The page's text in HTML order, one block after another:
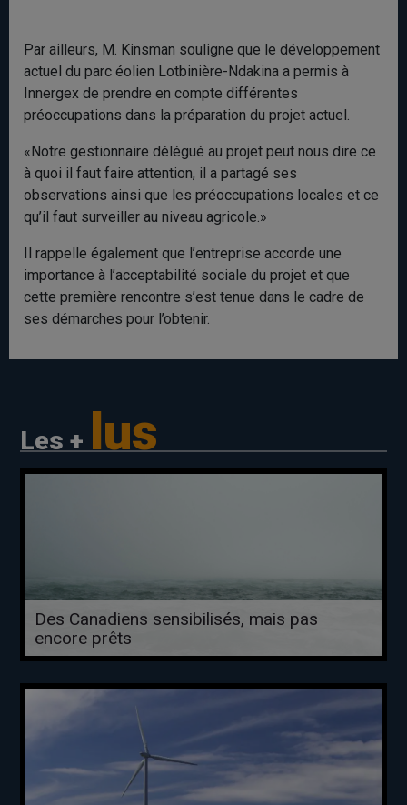
Par ailleurs, M. Kinsman souligne que le développement
actuel du parc éolien Lotbinière-Ndakina a permis à
Innergex de prendre en compte différentes
préoccupations dans la préparation du projet actuel.
«Notre gestionnaire délégué au projet peut nous dire ce
à quoi il faut faire attention, il a partagé ses
observations ainsi que les préoccupations locales et ce
qu’il faut surveiller au niveau agricole.»
Il rappelle également que l’entreprise accorde une
importance à l’acceptabilité sociale du projet et que
cette première rencontre s’est tenue dans le cadre de
ses démarches pour l’obtenir.
Les + lus
Des Canadiens sensibilisés, mais pas
encore prêts